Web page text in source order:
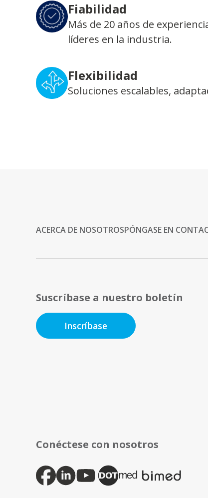
Fiabilidad
Más de 20 años de
líderes en la industria.
Flexibilidad
Soluciones escalables,
ACERCA DE NOSOTROSPÓNGASE EN
Suscríbase a nuestro boletín
Inscríbase
Conéctese con nosotros